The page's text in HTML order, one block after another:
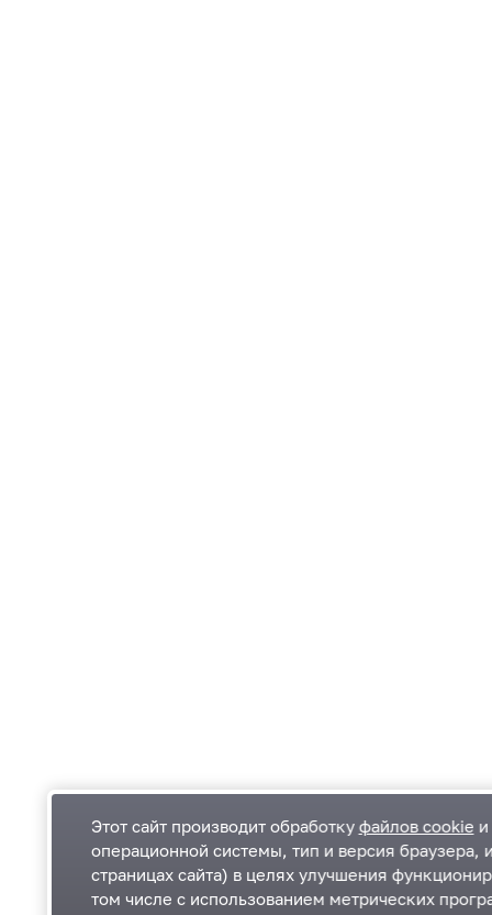
Одинцовский городской округ Московской
области
Этот сайт производит обработку файлов cookie
операционной системы, тип и версия браузера,
страницах сайта) в целях улучшения
том числе с использованием метрических